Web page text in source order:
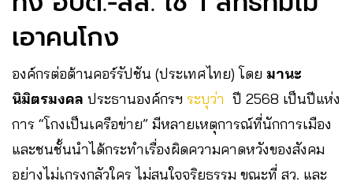
เอาคนโกง
องค์กรต่อต้านคอร์รัปชัน (ประเทศไทย) โดย มานะ
นิมิตรมงคล ประธานองค์กรฯ ระบุว่า ปี 2568 เป็นปีแห่ง
การ “โกงเป็นเครือข่าย” มีหลายเหตุการณ์ที่นักการเมือง
และชนชั้นนำได้กระทำเรื่องผิดความคาดหวังของสังคม
อย่างไม่เกรงกลัวใคร ไม่สนใจจริยธรรม ขณะที่ สว. และ